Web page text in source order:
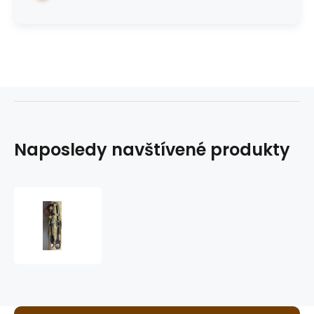
Naposledy navštívené produkty